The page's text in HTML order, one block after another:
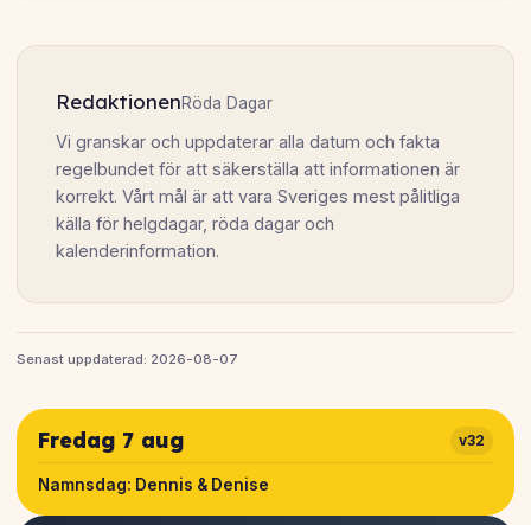
RedaktionenRöda Dagar
Vi granskar och uppdaterar alla datum och fakta
regelbundet för att säkerställa att informationen är
korrekt. Vårt mål är att vara Sveriges mest pålitliga
källa för helgdagar, röda dagar och
kalenderinformation.
Senast uppdaterad: 2026-08-07
Fredag 7 aug v32
Namnsdag: Dennis & Denise